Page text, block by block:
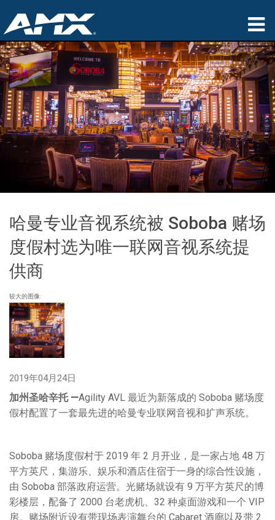
产品
应用领域
Partners
哪里购买
支持
公司简介
哈曼专业音视系统被 Soboba 赌场
度假村选为唯一联网音视系统提
供商
较大的图像:
2019年04月24日
加州圣哈辛托—Agility AVL 最近为新落成的 Soboba 赌场度
假村配置了一套最先进的哈曼专业联网音视和扩声系统。
Soboba 赌场度假村于 2019 年 2 月开业，是一家占地 48 万
平方英尺，集游乐、娱乐和酒店住宿于一身的综合性设施，
由 Soboba 部落政府运营。光赌场就设有 9 万平方英尺的博
彩楼层，配备了 2000 台老虎机、32 种桌面游戏和一个 VIP
房。赌场附近设有带现场表演舞台的 Cabaret 酒廊以及带 2